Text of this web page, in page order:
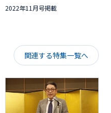
2022年11月号掲載
関連する特集一覧へ